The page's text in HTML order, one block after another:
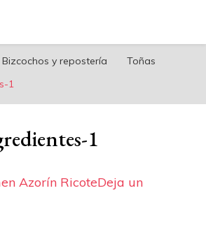
es un blog de cocina sana,
y dieta mediterránea
Bizcochos y repostería
Toñas
1
1
Azorín RicoteDeja un